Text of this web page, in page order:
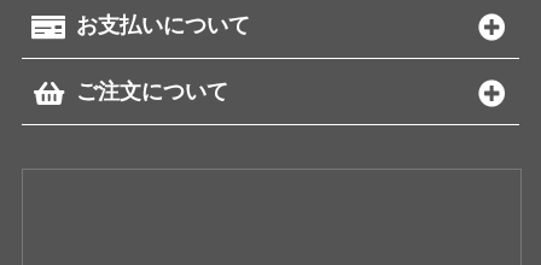
お支払いについて
ご注文について